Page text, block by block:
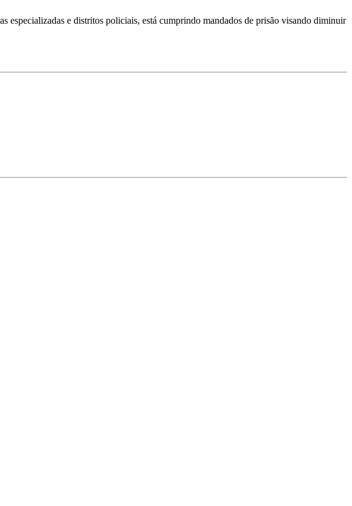
e distritos policiais, está cumprindo mandados de prisão visando diminuir